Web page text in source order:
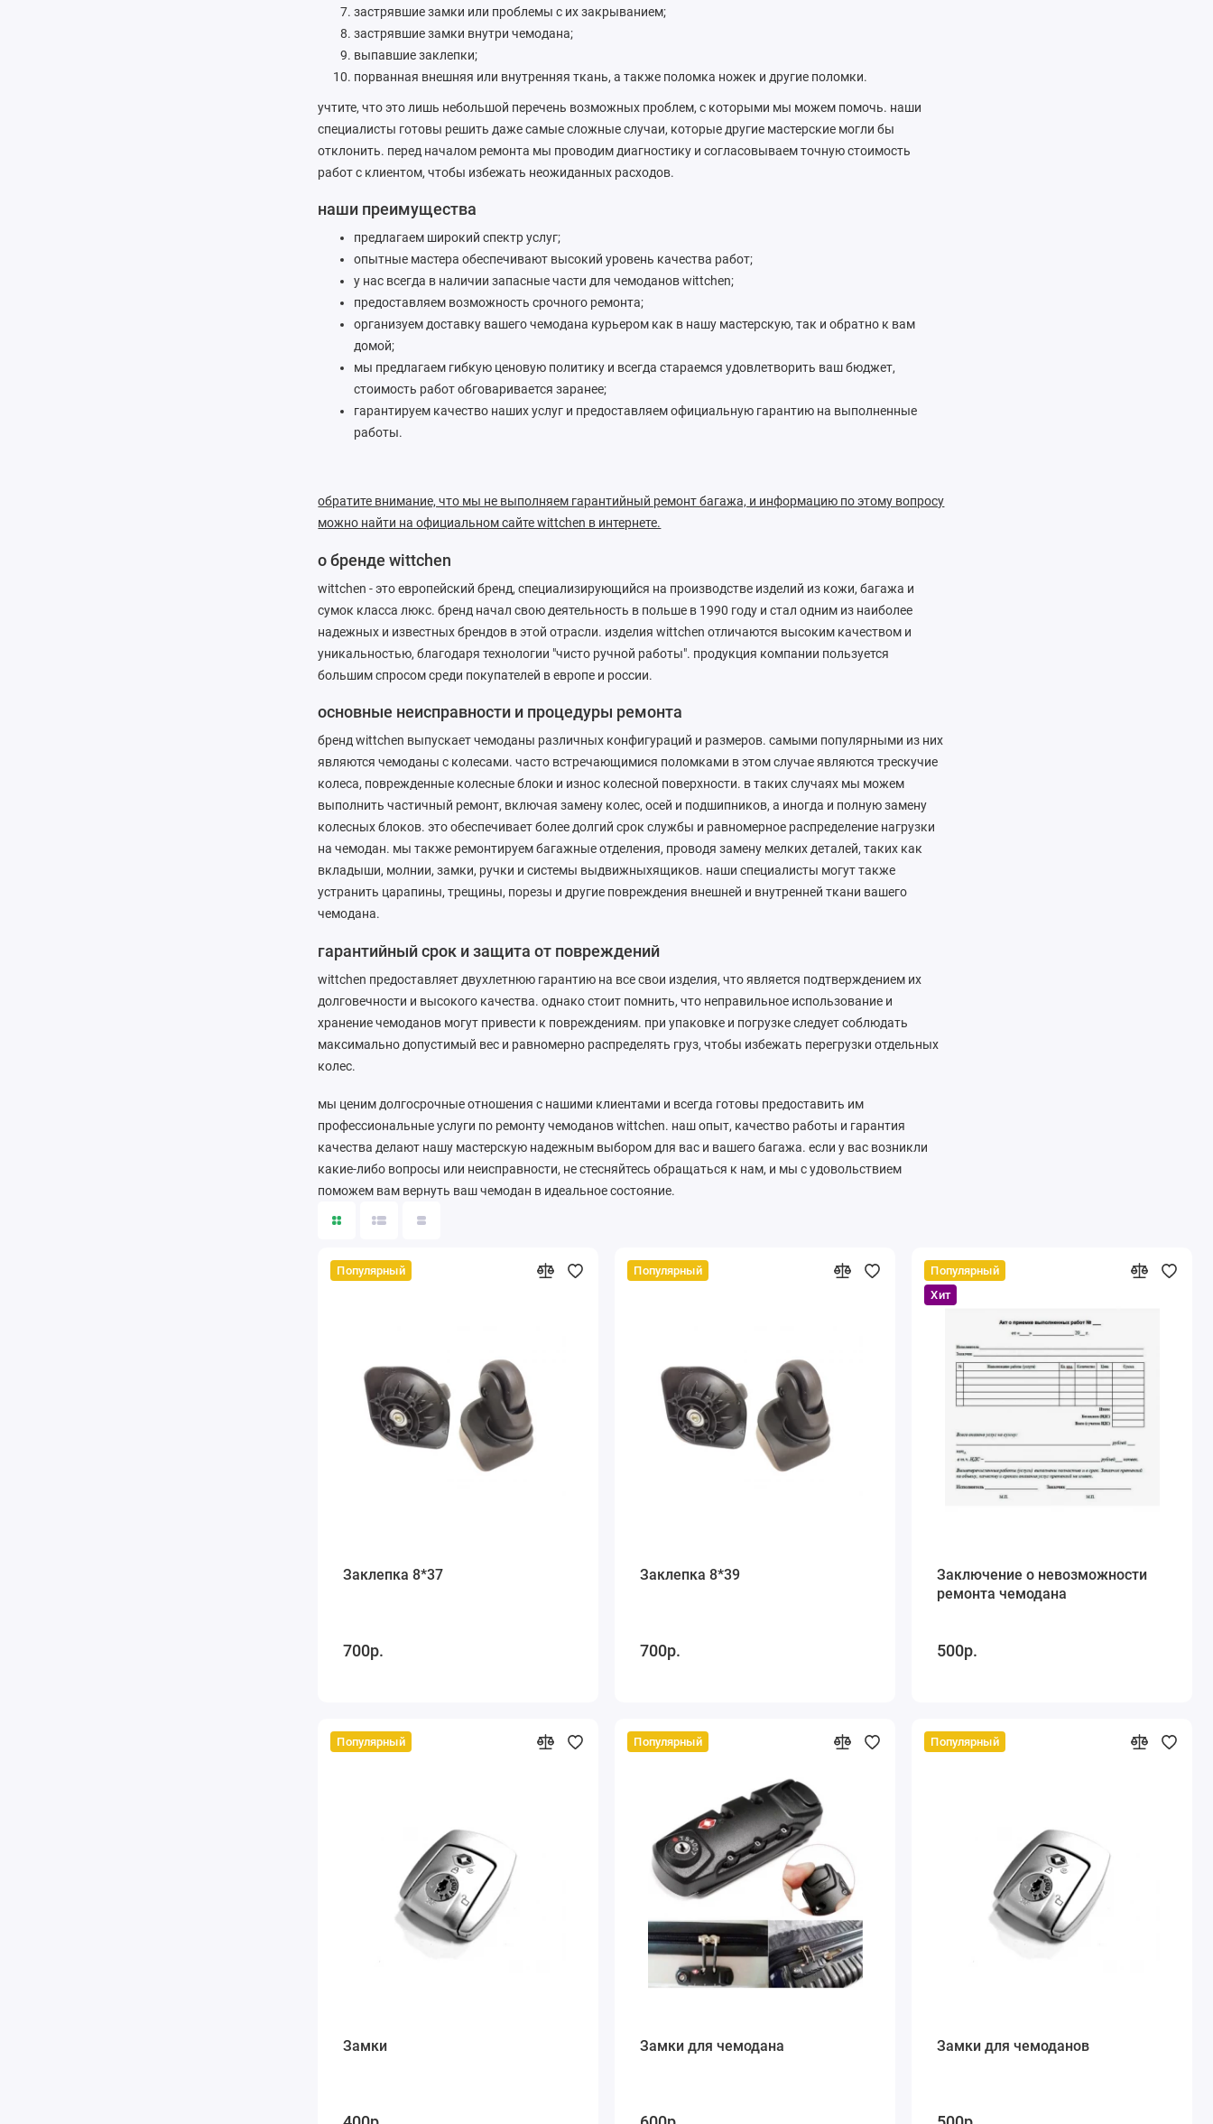
застрявшие замки или проблемы с их закрыванием;
застрявшие замки внутри чемодана;
выпавшие заклепки;
порванная внешняя или внутренняя ткань, а также поломка ножек и другие поломки.
учтите, что это лишь небольшой перечень возможных проблем, с которыми мы можем помочь. наши
специалисты готовы решить даже самые сложные случаи, которые другие мастерские могли бы
отклонить. перед началом ремонта мы проводим диагностику и согласовываем точную стоимость
работ с клиентом, чтобы избежать неожиданных расходов.
наши преимущества
предлагаем широкий спектр услуг;
опытные мастера обеспечивают высокий уровень качества работ;
у нас всегда в наличии запасные части для чемоданов wittchen;
предоставляем возможность срочного ремонта;
организуем доставку вашего чемодана курьером как в нашу мастерскую, так и обратно к вам
домой;
мы предлагаем гибкую ценовую политику и всегда стараемся удовлетворить ваш бюджет,
стоимость работ обговаривается заранее;
гарантируем качество наших услуг и предоставляем официальную гарантию на выполненные
работы.
обратите внимание, что мы не выполняем гарантийный ремонт багажа, и информацию по этому вопросу
можно найти на официальном сайте wittchen в интернете.
о бренде wittchen
wittchen - это европейский бренд, специализирующийся на производстве изделий из кожи, багажа и
сумок класса люкс. бренд начал свою деятельность в польше в 1990 году и стал одним из наиболее
надежных и известных брендов в этой отрасли. изделия wittchen отличаются высоким качеством и
уникальностью, благодаря технологии "чисто ручной работы". продукция компании пользуется
большим спросом среди покупателей в европе и россии.
основные неисправности и процедуры ремонта
бренд wittchen выпускает чемоданы различных конфигураций и размеров. самыми популярными из них
являются чемоданы с колесами. часто встречающимися поломками в этом случае являются трескучие
колеса, поврежденные колесные блоки и износ колесной поверхности. в таких случаях мы можем
выполнить частичный ремонт, включая замену колес, осей и подшипников, а иногда и полную замену
колесных блоков. это обеспечивает более долгий срок службы и равномерное распределение нагрузки
на чемодан. мы также ремонтируем багажные отделения, проводя замену мелких деталей, таких как
вкладыши, молнии, замки, ручки и системы выдвижныхящиков. наши специалисты могут также
устранить царапины, трещины, порезы и другие повреждения внешней и внутренней ткани вашего
чемодана.
гарантийный срок и защита от повреждений
wittchen предоставляет двухлетнюю гарантию на все свои изделия, что является подтверждением их
долговечности и высокого качества. однако стоит помнить, что неправильное использование и
хранение чемоданов могут привести к повреждениям. при упаковке и погрузке следует соблюдать
максимально допустимый вес и равномерно распределять груз, чтобы избежать перегрузки отдельных
колес.
мы ценим долгосрочные отношения с нашими клиентами и всегда готовы предоставить им
профессиональные услуги по ремонту чемоданов wittchen. наш опыт, качество работы и гарантия
качества делают нашу мастерскую надежным выбором для вас и вашего багажа. если у вас возникли
какие-либо вопросы или неисправности, не стесняйтесь обращаться к нам, и мы с удовольствием
поможем вам вернуть ваш чемодан в идеальное состояние.
Популярный
Заклепка 8*37
700р.
Популярный
Заклепка 8*39
700р.
Популярный
Хит
Заключение о невозможности
ремонта чемодана
500р.
Популярный
Замки
Популярный
Замки для чемодана
Популярный
Замки для чемоданов